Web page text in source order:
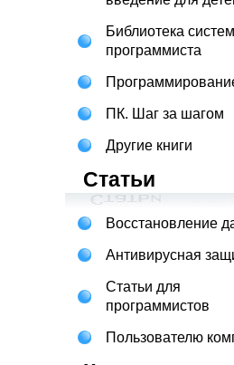
Библиотека
программиста
ПК. Шаг за шагом
Другие книги
Статьи
Восстановление
Антивирусная
Статьи для
программистов
Пользователю